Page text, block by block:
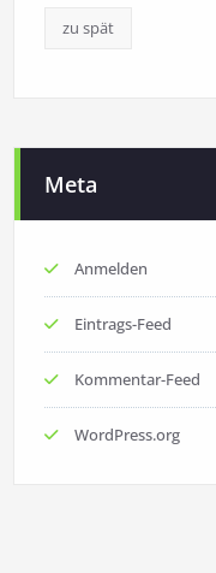
zu spät
Meta
Anmelden
Eintrags-Feed
Kommentar-Feed
WordPress.org